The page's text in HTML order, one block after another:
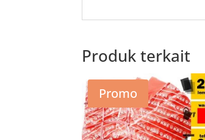
Produk terkait
Promo